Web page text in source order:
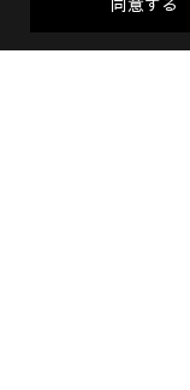
＜定休日＞年末年